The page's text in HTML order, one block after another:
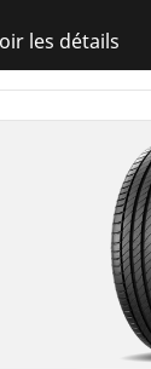
les détails